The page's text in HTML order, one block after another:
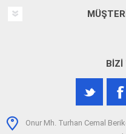
BIZI
Onur Mh. Turhan Cemal